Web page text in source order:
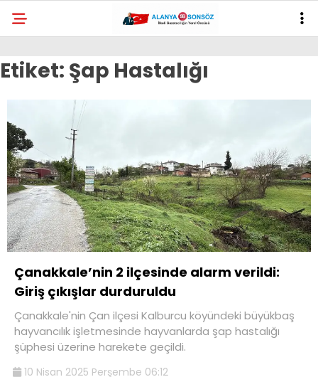
Etiket: Şap Hastalığı
Çanakkale’nin 2 ilçesinde alarm verildi:
Giriş çıkışlar durduruldu
Çanakkale'nin Çan ilçesi Kalburcu köyündeki büyükbaş
hayvancılık işletmesinde hayvanlarda şap hastalığı
şüphesi üzerine harekete geçildi.
10 Nisan 2025 Perşembe 06:12